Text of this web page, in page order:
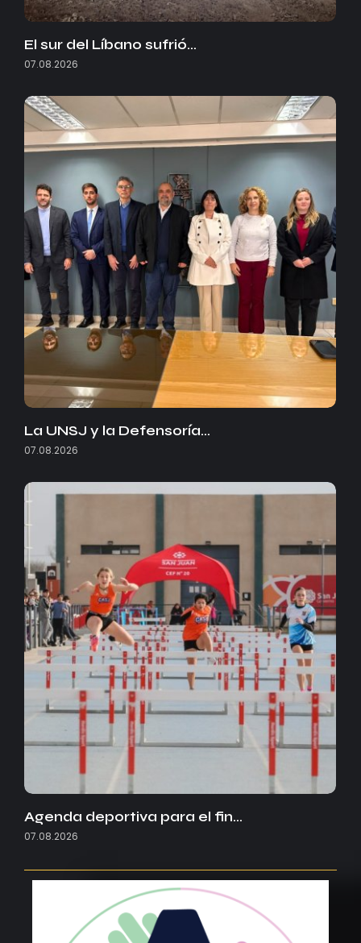
El sur del Líbano sufrió…
07.08.2026
La UNSJ y la Defensoría…
07.08.2026
Agenda deportiva para el fin…
07.08.2026